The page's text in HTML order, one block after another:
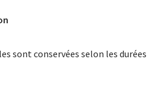
sont conservées selon les durées